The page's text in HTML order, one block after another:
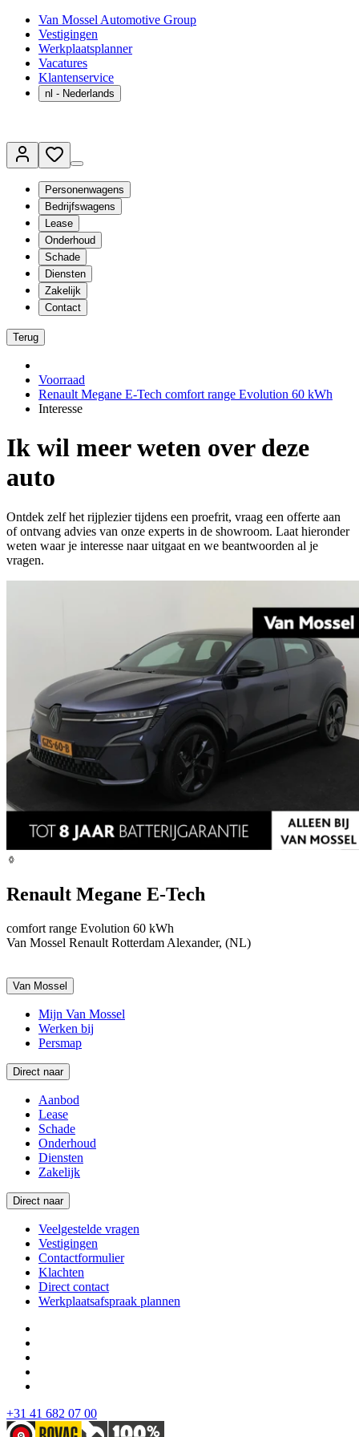
Van Mossel Automotive Group
Vestigingen
Werkplaatsplanner
Vacatures
Klantenservice
nl - Nederlands
Personenwagens
Bedrijfswagens
Lease
Onderhoud
Schade
Diensten
Zakelijk
Contact
Terug
Voorraad
Renault Megane E-Tech comfort range Evolution 60 kWh
Interesse
Ik wil meer weten over deze
auto
Ontdek zelf het rijplezier tijdens een proefrit, vraag een offerte aan
of ontvang advies van onze experts in de showroom. Laat hieronder
weten waar je interesse naar uitgaat en we beantwoorden al je
vragen.
Renault Megane E-Tech
comfort range Evolution 60 kWh
Van Mossel Renault Rotterdam Alexander, (NL)
Van Mossel
Mijn Van Mossel
Werken bij
Persmap
Direct naar
Aanbod
Lease
Schade
Onderhoud
Diensten
Zakelijk
Direct naar
Veelgestelde vragen
Vestigingen
Contactformulier
Klachten
Direct contact
Werkplaatsafspraak plannen
+31 41 682 07 00